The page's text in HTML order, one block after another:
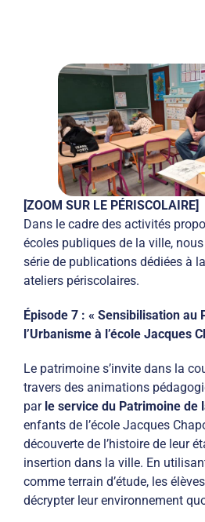
[ZOOM SUR LE PÉRISCOLAIRE]
Dans le cadre des activités
écoles publiques de la ville,
série de publications dédiées à
ateliers périscolaires.
Épisode 7 : « Sensibilisation au
l’Urbanisme à l’école Jacques
Le patrimoine s’invite dans la
travers des animations
par le service du Patrimoine de
enfants de l’école Jacques
découverte de l’histoire de leur
insertion dans la ville. En
comme terrain d’étude, les
décrypter leur environnement